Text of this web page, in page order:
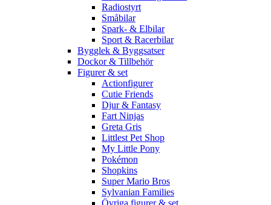
Radiostyrt
Småbilar
Spark- & Elbilar
Sport & Racerbilar
Bygglek & Byggsatser
Dockor & Tillbehör
Figurer & set
Actionfigurer
Cutie Friends
Djur & Fantasy
Fart Ninjas
Greta Gris
Littlest Pet Shop
My Little Pony
Pokémon
Shopkins
Super Mario Bros
Sylvanian Families
Övriga figurer & set